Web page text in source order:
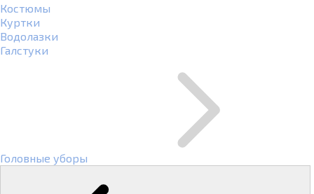
Костюмы
Куртки
Водолазки
Галстуки
Головные уборы